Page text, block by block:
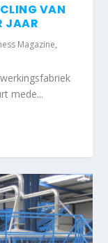
VAN
JAAR
Magazine,
mede...